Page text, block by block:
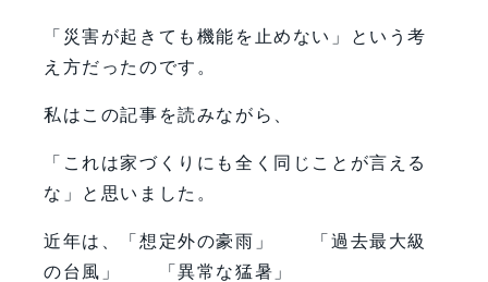
「災害が起きても機能を止めない」という考
え方だったのです。
私はこの記事を読みながら、
「これは家づくりにも全く同じことが言える
な」と思いました。
近年は、「想定外の豪雨」 「過去最大級
の台風」 「異常な猛暑」